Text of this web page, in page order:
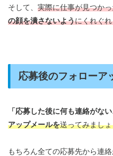
そして、 実際に仕事が見つか
の顔を潰さないようにくれぐ
応募後のフォローア
「応募した後に何も連絡がな
アップメールを送ってみまし
もちろん全ての応募先から連